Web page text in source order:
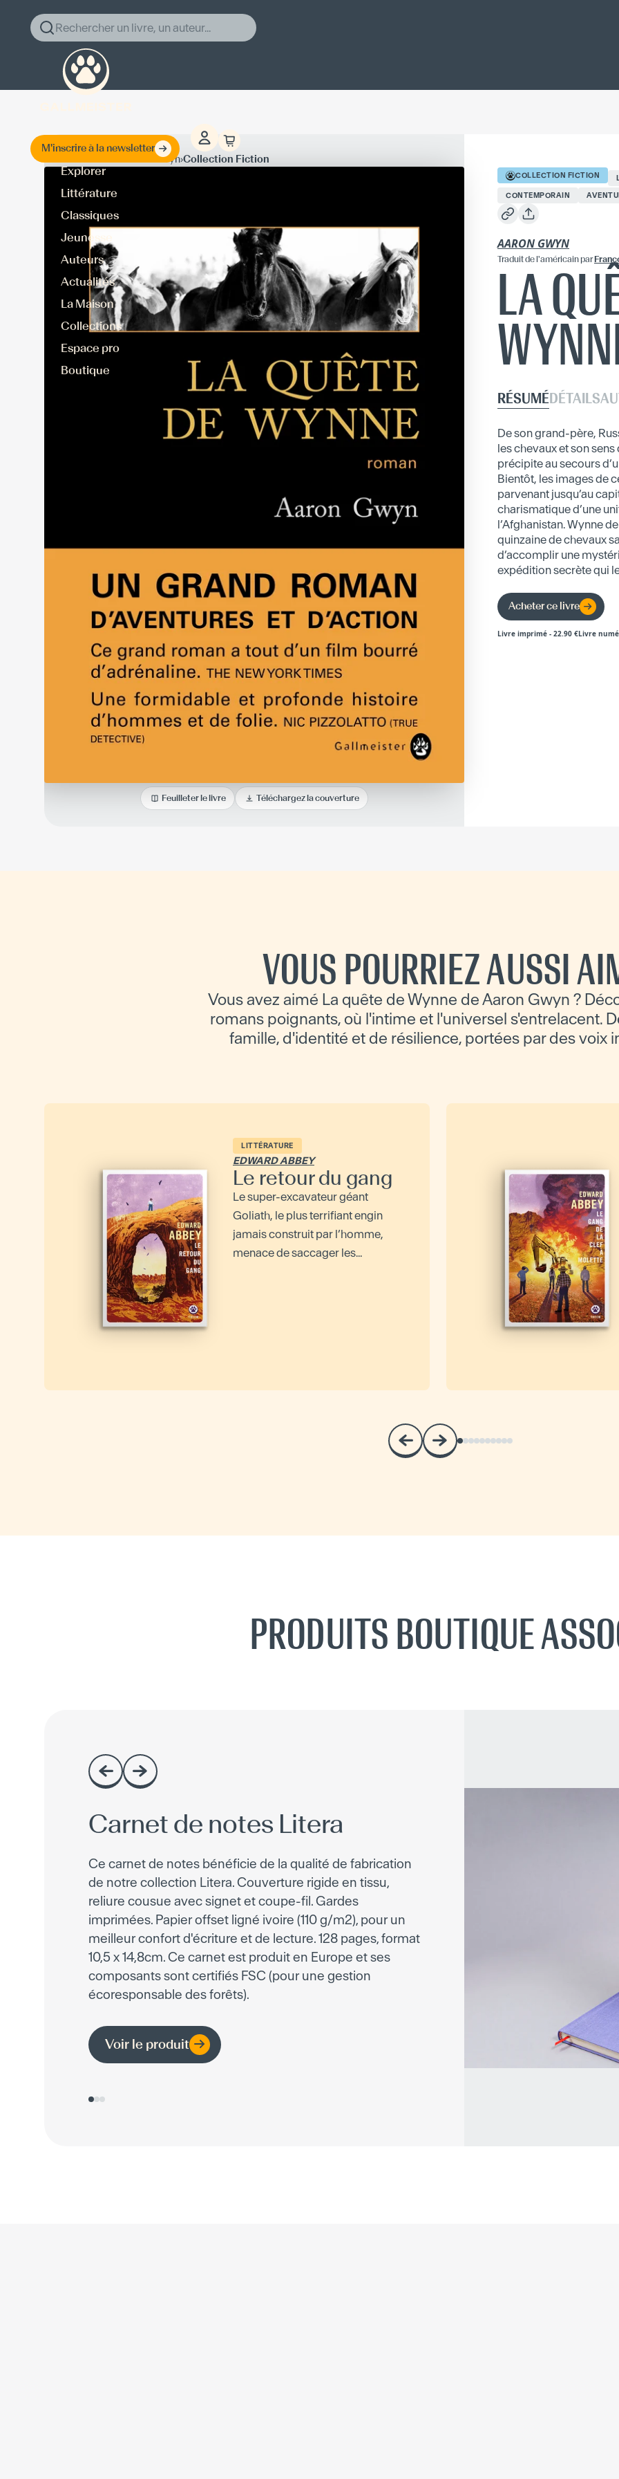
Rechercher un livre, un auteur...
M'inscrire à la newsletter
Explorer
Littérature
Classiques
Jeunesse
Auteurs
Actualités
La Maison
Collections
Espace pro
Boutique
Aaron Gwyn›Collection Fiction
Feuilleter le livre Téléchargez la couverture
COLLECTION FICTION
CONTEMPORAIN
AARON GWYN
Traduitde l'américainpar
LA
RÉSUMÉDÉTAILS
De son grand-père,
les chevaux et son
précipite au secours
Bientôt, les images de
parvenant jusqu’au
charismatique d’une
l’Afghanistan. Wynne
quinzaine de chevaux
d’accomplir une
expédition secrète qui
Acheter ce livre
Livre imprimé - 22.90 €Livre
VOUS POURRIEZ AUSSI
Vous avez aimé La quête de Wynne de Aaron Gwyn ?
romans poignants, où l'intime et l'universel s'entrelacent.
famille, d'identité et de résilience, portées par des voix
LITTÉRATURE
EDWARD ABBEY
Le retour du gang
Le super-excavateur géant
Goliath, le plus terrifiant engin
jamais construit par l’homme,
menace de saccager les...
PRODUITS BOUTIQUE
Carnet de notes Litera
Ce carnet de notes bénéficie de la qualité de fabrication
de notre collection Litera. Couverture rigide en tissu,
reliure cousue avec signet et coupe-fil. Gardes
imprimées. Papier offset ligné ivoire (110 g/m2), pour un
meilleur confort d'écriture et de lecture. 128 pages, format
10,5 x 14,8cm. Ce carnet est produit en Europe et ses
composants sont certifiés FSC (pour une gestion
écoresponsable des forêts).
Voir le produit